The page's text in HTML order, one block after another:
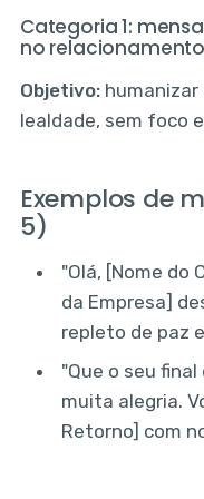
Categoria 1:
no
Objetivo:humanizar
lealdade, sem foco
Exemplos de
5)
"Olá, [Nome do
da Empresa]
repleto de paz
"Que o seu
muita alegria.
Retorno] com